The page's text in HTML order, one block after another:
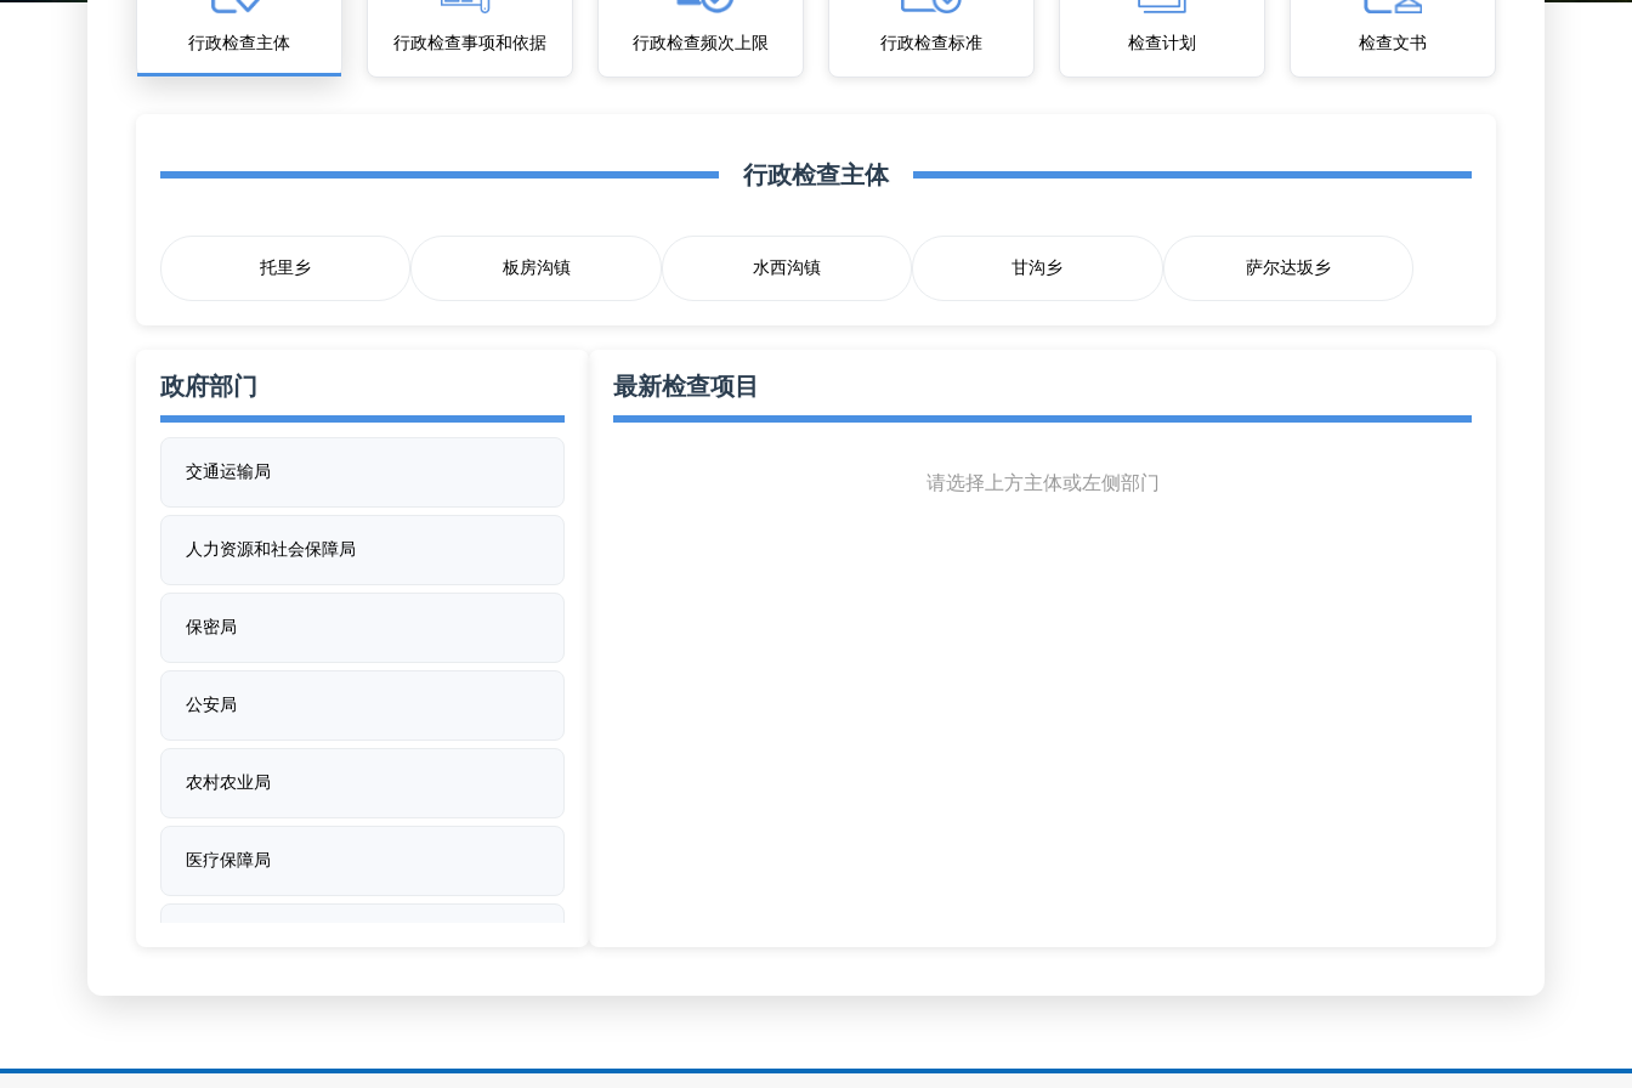
行政检查主体 行政检查事项和依据 行政检查频次上限 行政检查标准 检查计划 检查文书
行政检查主体
托里乡 板房沟镇 水西沟镇 甘沟乡 萨尔达坂乡
政府部门
交通运输局
人力资源和社会保障局
保密局
公安局
农村农业局
医疗保障局
最新检查项目
请选择上方主体或左侧部门